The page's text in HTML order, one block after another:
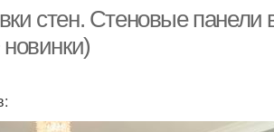
стен. Стеновые панели